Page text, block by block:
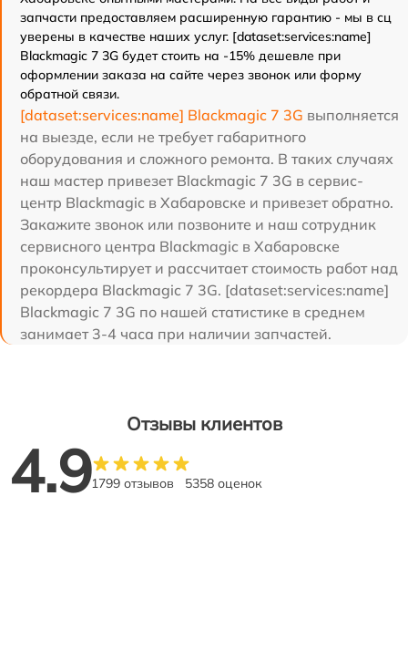
запчасти предоставляем расширенную гарантию - мы в сц
уверены в качестве наших услуг. [dataset:services:name]
Blackmagic 7 3G будет стоить на -15% дешевле при
оформлении заказа на сайте через звонок или форму
обратной связи.
[dataset:services:name] Blackmagic 7 3G выполняется
на выезде, если не требует габаритного
оборудования и сложного ремонта. В таких случаях
наш мастер привезет Blackmagic 7 3G в сервис-
центр Blackmagic в Хабаровске и привезет обратно.
Закажите звонок или позвоните и наш сотрудник
сервисного центра Blackmagic в Хабаровске
проконсультирует и рассчитает стоимость работ над
рекордера Blackmagic 7 3G. [dataset:services:name]
Blackmagic 7 3G по нашей статистике в среднем
занимает 3-4 часа при наличии запчастей.
Отзывы клиентов
4.91799 отзывов 5358 оценок